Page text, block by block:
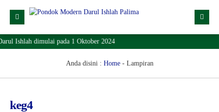
Profil
Lainnya
SPMB
Ishlah dimulai pada 1 Oktober 2024
Anda disini : Home- Lampiran
keg4